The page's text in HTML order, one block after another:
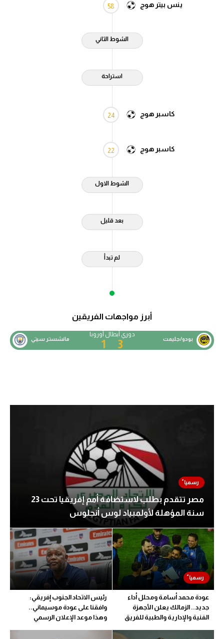
58 ينس بيتر هوج
الشوط الثاني
استراحة
24 كاسبر هوج
22 كاسبر هوج
الشوط الاول
بعد قليل
لم تبدأ
أبرز مواجهات الفريقين
بودو/جليمت 3
دوري أبطال أوروبا
1 مانشستر سيتي
مصر تتقدم بطلب لاستضافة أمم إفريقيا تحت 23
سنة المؤهلة لأولمبياد لوس أنجلوس
عودة محمد أسامة ومحلل أداء
جديد.. الزمالك يعلن الأجهزة
الفنية والإدارية والطبية للفريق
رئيس الاتحاد الجنوب إفريقي:
وافقنا على عودة موسيماني..
وهذا موعد الإعلان الرسمي